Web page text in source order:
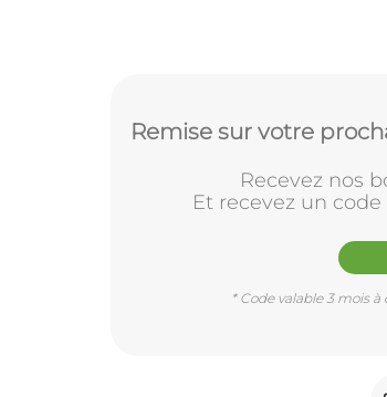
Remise sur votre
Recevez nos
Et recevez un
* Code valable 3 mois